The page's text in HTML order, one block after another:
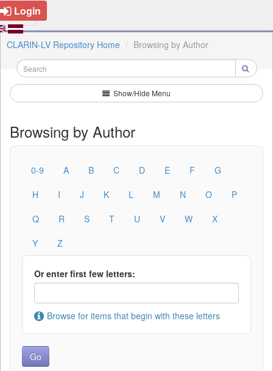
Login
CLARIN-LV Repository Home Browsing by Author
Show/Hide Menu
Browsing by Author
0-9 A B C D E F
G
H
I J K L M N O
P
Q
R S T U V W
X
Y
Z
Or enter first few letters:
Browse for items that begin with these letters